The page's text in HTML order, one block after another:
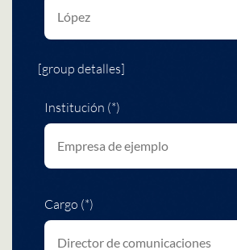
[group detalles]
Institución (*)
Cargo (*)